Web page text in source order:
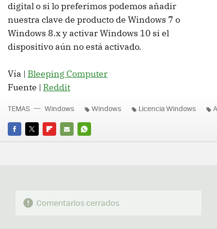
digital o si lo preferimos podemos añadir
nuestra clave de producto de Windows 7 o
Windows 8.x y activar Windows 10 si el
dispositivo aún no está activado.
Vía | Bleeping Computer
Fuente | Reddit
FACEBOOK
TWITTERFLIPBOARD
E-
WHATSAPP
TEMAS Windows Windows Licencia Windows
Comentarios cerrados